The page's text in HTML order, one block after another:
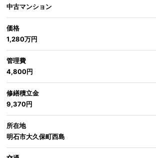
中古マンション
価格
1,280万円
管理費
4,800円
修繕積立金
9,370円
所在地
明石市大久保町西島